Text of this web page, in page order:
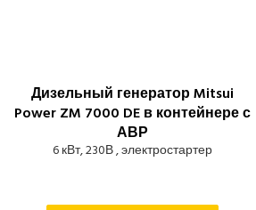
Дизельный генератор Mitsui
Power ZM 7000 DE в контейнере с
АВР
6 кВт, 230В , электростартер